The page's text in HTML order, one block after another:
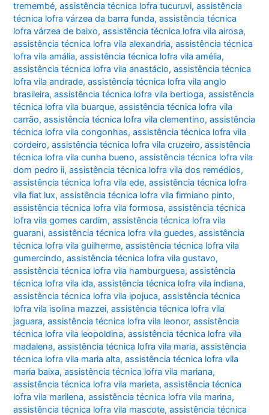
tremembé,assistência técnica lofra tucuruvi,assistência
técnica lofra várzea da barra funda,assistência técnica
lofra várzea de baixo,assistência técnica lofra vila airosa,
assistência técnica lofra vila alexandria,assistência técnica
lofra vila amália,assistência técnica lofra vila amélia,
assistência técnica lofra vila anastácio,assistência técnica
lofra vila andrade,assistência técnica lofra vila anglo
brasileira,assistência técnica lofra vila bertioga,assistência
técnica lofra vila buarque,assistência técnica lofra vila
carrão,assistência técnica lofra vila clementino,assistência
técnica lofra vila congonhas,assistência técnica lofra vila
cordeiro,assistência técnica lofra vila cruzeiro,assistência
técnica lofra vila cunha bueno,assistência técnica lofra vila
dom pedro ii,assistência técnica lofra vila dos remédios,
assistência técnica lofra vila ede,assistência técnica lofra
vila fiat lux,assistência técnica lofra vila firmiano pinto,
assistência técnica lofra vila formosa,assistência técnica
lofra vila gomes cardim,assistência técnica lofra vila
guarani,assistência técnica lofra vila guedes,assistência
técnica lofra vila guilherme,assistência técnica lofra vila
gumercindo,assistência técnica lofra vila gustavo,
assistência técnica lofra vila hamburguesa,assistência
técnica lofra vila ida,assistência técnica lofra vila indiana,
assistência técnica lofra vila ipojuca,assistência técnica
lofra vila isolina mazzei,assistência técnica lofra vila
jaguara,assistência técnica lofra vila leonor,assistência
técnica lofra vila leopoldina,assistência técnica lofra vila
madalena,assistência técnica lofra vila maria,assistência
técnica lofra vila maria alta,assistência técnica lofra vila
maria baixa,assistência técnica lofra vila mariana,
assistência técnica lofra vila marieta,assistência técnica
lofra vila marilena,assistência técnica lofra vila marina,
assistência técnica lofra vila mascote,assistência técnica